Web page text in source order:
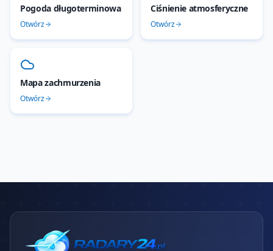
Pogoda długoterminowa
Otwórz
Ciśnienie atmosferyczne
Otwórz
Mapa zachmurzenia
Otwórz